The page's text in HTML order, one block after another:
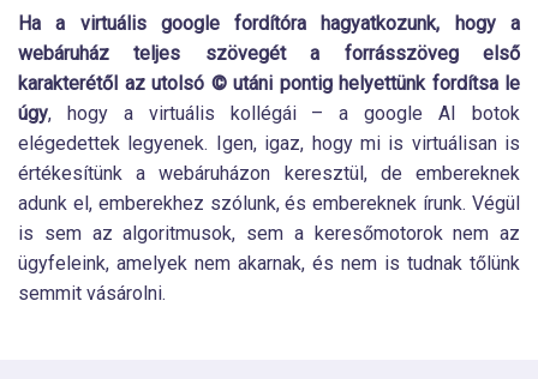
Ha a virtuális google fordítóra hagyatkozunk, hogy a
webáruház teljes szövegét a forrásszöveg első
karakterétől az utolsó © utáni pontig helyettünk fordítsa le
úgy, hogy a virtuális kollégái – a google AI botok
elégedettek legyenek. Igen, igaz, hogy mi is virtuálisan is
értékesítünk a webáruházon keresztül, de embereknek
adunk el, emberekhez szólunk, és embereknek írunk. Végül
is sem az algoritmusok, sem a keresőmotorok nem az
ügyfeleink, amelyek nem akarnak, és nem is tudnak tőlünk
semmit vásárolni.